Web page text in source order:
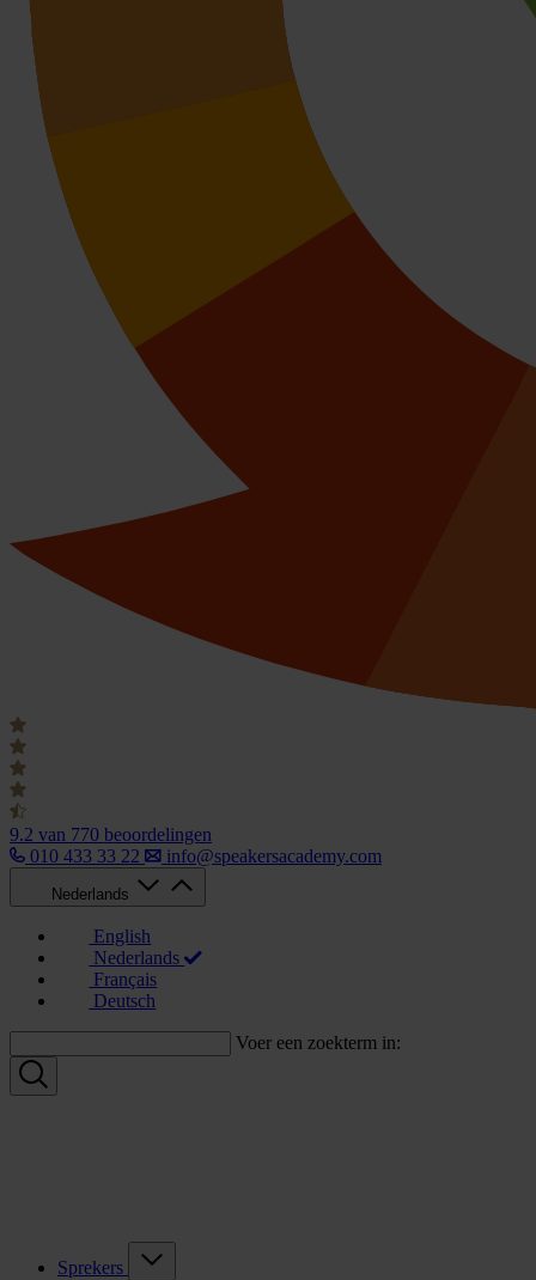
9.2 van 770 beoordelingen
010 433 33 22
info@speakersacademy.com
Nederlands
English
Nederlands
Français
Deutsch
Voer een zoekterm in:
Sprekers